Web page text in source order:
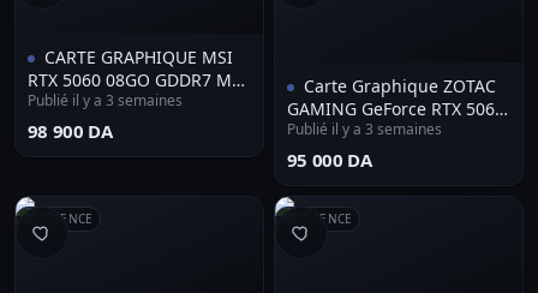
CARTE GRAPHIQUE MSI
RTX 5060 08GO GDDR7 MSI
INSPIRE 2X OC TVD
Publié il y a 3 semaines
⁦98 900 DA⁩
Carte Graphique ZOTAC
GAMING GeForce RTX 5060
8GB Twin Edge GDDR7
128BIT
Publié il y a 3 semaines
⁦95 000 DA⁩
RÉFÉRENCE RÉFÉRENCE